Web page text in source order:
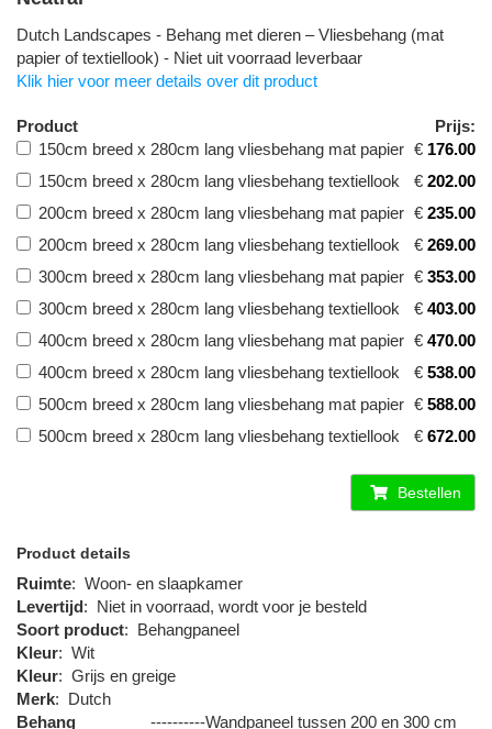
Dutch Landscapes - Behang met dieren – Vliesbehang (mat
papier of textiellook) - Niet uit voorraad leverbaar
Klik hier voor meer details over dit product
Product
Prijs:
150cm breed x 280cm lang vliesbehang mat papier € 176.00
150cm breed x 280cm lang vliesbehang textiellook
€ 202.00
200cm breed x 280cm lang vliesbehang mat papier € 235.00
200cm breed x 280cm lang vliesbehang textiellook
€ 269.00
300cm breed x 280cm lang vliesbehang mat papier € 353.00
300cm breed x 280cm lang vliesbehang textiellook
€ 403.00
400cm breed x 280cm lang vliesbehang mat papier € 470.00
400cm breed x 280cm lang vliesbehang textiellook
€ 538.00
500cm breed x 280cm lang vliesbehang mat papier € 588.00
500cm breed x 280cm lang vliesbehang textiellook
€ 672.00
Bestellen
Product details
Ruimte: Woon- en slaapkamer
Levertijd: Niet in voorraad, wordt voor je besteld
Soort product: Behangpaneel
Kleur: Wit
Kleur: Grijs en greige
Merk: Dutch
Behang
----------Wandpaneel tussen 200 en 300 cm